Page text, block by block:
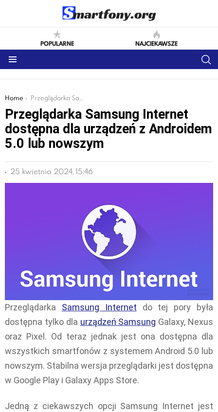
POPULARNE NAJCIEKAWSZE
You are here:
Home Przeglądarka Samsung Internet dostępna dla urządzeń z Androidem 5.0 lub nowszym
Przeglądarka Samsung Internet
dostępna dla urządzeń z Androidem
5.0 lub nowszym
25 kwietnia 2024, 15:46
Przeglądarka Samsung Internet do tej pory była
dostępna tylko dla urządzeń Samsung Galaxy, Nexus
oraz Pixel. Od teraz jednak jest ona dostępna dla
wszystkich smartfonów z systemem Android 5.0 lub
nowszym. Stabilna wersja przeglądarki jest dostępna
w Google Play i Galaxy Apps Store.
Jedną z ciekawszych opcji Samsung Internet jest